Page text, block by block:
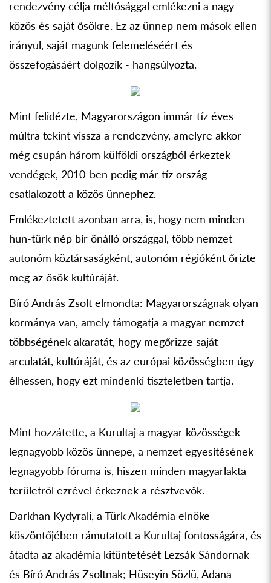
rendezvény célja méltósággal emlékezni a nagy
közös és saját ősökre. Ez az ünnep nem mások ellen
irányul, saját magunk felemeléséért és
összefogásáért dolgozik - hangsúlyozta.
Mint felidézte, Magyarországon immár tíz éves
múltra tekint vissza a rendezvény, amelyre akkor
még csupán három külföldi országból érkeztek
vendégek, 2010-ben pedig már tíz ország
csatlakozott a közös ünnephez.
Emlékeztetett azonban arra, is, hogy nem minden
hun-türk nép bír önálló országgal, több nemzet
autonóm köztársaságként, autonóm régióként őrizte
meg az ősök kultúráját.
Bíró András Zsolt elmondta: Magyarországnak olyan
kormánya van, amely támogatja a magyar nemzet
többségének akaratát, hogy megőrizze saját
arculatát, kultúráját, és az európai közösségben úgy
élhessen, hogy ezt mindenki tiszteletben tartja.
Mint hozzátette, a Kurultaj a magyar közösségek
legnagyobb közös ünnepe, a nemzet egyesítésének
legnagyobb fóruma is, hiszen minden magyarlakta
területről ezrével érkeznek a résztvevők.
Darkhan Kydyrali, a Türk Akadémia elnöke
köszöntőjében rámutatott a Kurultaj fontosságára, és
átadta az akadémia kitüntetését Lezsák Sándornak
és Bíró András Zsoltnak; Hüseyin Sözlü, Adana